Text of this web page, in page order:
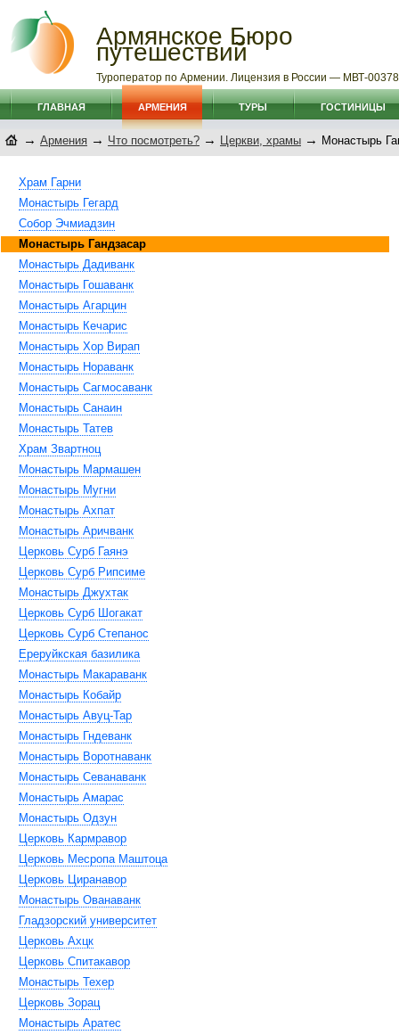
Армянское Бюро
путешествий
Туроператор по Армении. Лицензия в России — МВТ-
ГЛАВНАЯ АРМЕНИЯ ТУРЫ ГОСТИНИЦЫ
→ Армения → Что посмотреть? → Церкви, храмы → Монастырь
Храм Гарни
Монастырь Гегард
Собор Эчмиадзин
Монастырь Гандзасар
Монастырь Дадиванк
Монастырь Гошаванк
Монастырь Агарцин
Монастырь Кечарис
Монастырь Хор Вирап
Монастырь Нораванк
Монастырь Сагмосаванк
Монастырь Санаин
Монастырь Татев
Храм Звартноц
Монастырь Мармашен
Монастырь Мугни
Монастырь Ахпат
Монастырь Аричванк
Церковь Сурб Гаянэ
Церковь Сурб Рипсиме
Монастырь Джухтак
Церковь Сурб Шогакат
Церковь Сурб Степанос
Ереруйкская базилика
Монастырь Макараванк
Монастырь Кобайр
Монастырь Авуц-Тар
Монастырь Гндеванк
Монастырь Воротнаванк
Монастырь Севанаванк
Монастырь Амарас
Монастырь Одзун
Церковь Кармравор
Церковь Месропа Маштоца
Церковь Циранавор
Монастырь Ованаванк
Гладзорский университет
Церковь Ахцк
Церковь Спитакавор
Монастырь Техер
Церковь Зорац
Монастырь Аратес